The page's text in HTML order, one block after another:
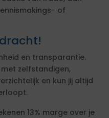
of
en transparantie.
zelfstandigen,
en kun jij altijd
13% marge over je